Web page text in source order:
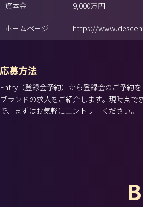
資本金 9,000万円
ホームページ https://
応募方法
Entry（登録会予約）から登録会のご予約
ブランドの求人をご紹介します。現時点
で、まずはお気軽にエントリーください。